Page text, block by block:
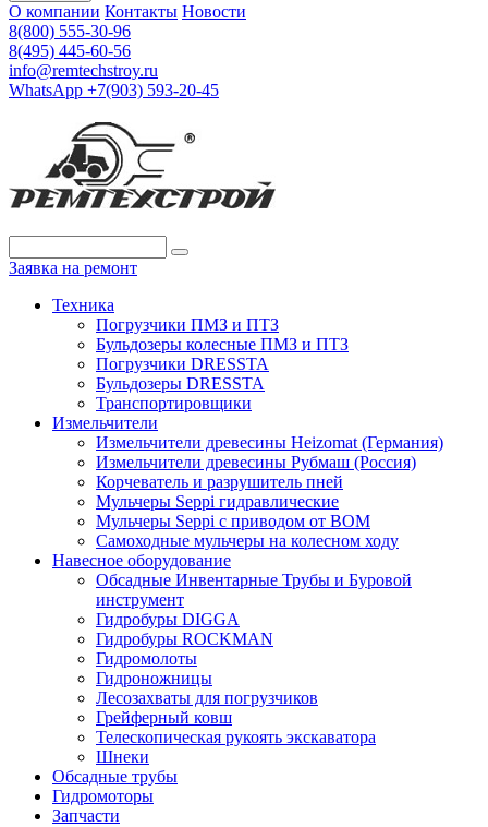
О компании Контакты Новости
8(800) 555-30-96
8(495) 445-60-56
info@remtechstroy.ru
WhatsApp +7(903) 593-20-45
Заявка на ремонт
Техника
Погрузчики ПМЗ и ПТЗ
Бульдозеры колесные ПМЗ и ПТЗ
Погрузчики DRESSTA
Бульдозеры DRESSTA
Транспортировщики
Измельчители
Измельчители древесины Heizomat (Германия)
Измельчители древесины Рубмаш (Россия)
Корчеватель и разрушитель пней
Мульчеры Seppi гидравлические
Мульчеры Seppi с приводом от ВОМ
Самоходные мульчеры на колесном ходу
Навесное оборудование
Обсадные Инвентарные Трубы и Буровой
инструмент
Гидробуры DIGGA
Гидробуры ROCKMAN
Гидромолоты
Гидроножницы
Лесозахваты для погрузчиков
Грейферный ковш
Телескопическая рукоять экскаватора
Шнеки
Обсадные трубы
Гидромоторы
Запчасти